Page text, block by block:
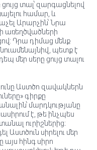
տալ՝ զարգացնելով
համար, և
Արարչին՝ Նրա
առեղծվածների
Դրա դիմաց մենք
պետք է
մեր սերը ցույց տալու
Աստծո զավակներն
գիրքը
մարդկությանը
է, թե ինչպես
ուրիշներից։
Աստծուն սիրելու մեր
այս հինգ սիրո